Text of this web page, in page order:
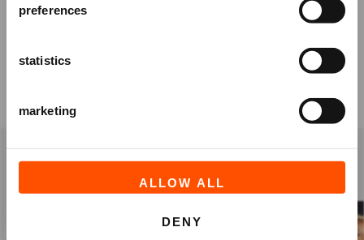
preferences
statistics
marketing
ALLOW ALL
DENY
anderen bekeken ook